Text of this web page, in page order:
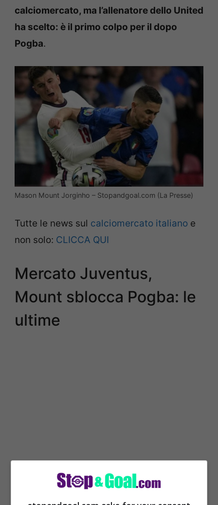
calciomercato, ma l’allenatore dello United
ha scelto: è il primo colpo per il dopo
Pogba.
Mason Mount Jorginho – Stopandgoal.com (La Presse)
Tutte le news sul calciomercato italiano e
non solo: CLICCA QUI
Mercato Juventus,
Mount sblocca Pogba: le
ultime
Mason Mount può diventare un nuovo